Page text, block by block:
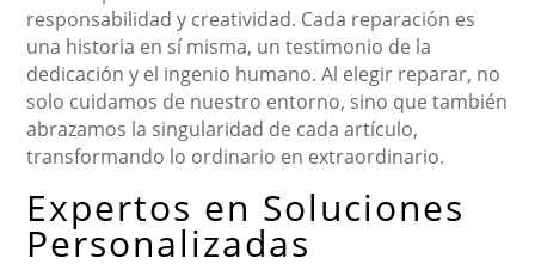
responsabilidad y creatividad. Cada reparación es
una historia en sí misma, un testimonio de la
dedicación y el ingenio humano. Al elegir reparar, no
solo cuidamos de nuestro entorno, sino que también
abrazamos la singularidad de cada artículo,
transformando lo ordinario en extraordinario.
Expertos en Soluciones
Personalizadas